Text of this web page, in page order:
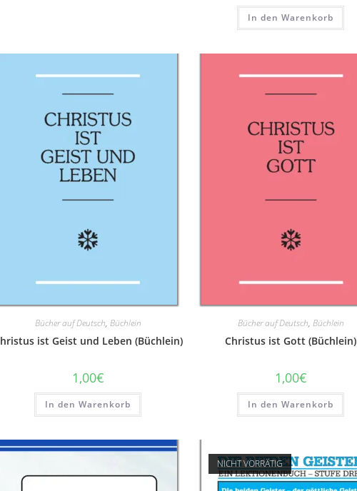
In den Warenkorb
Bücher auf Deutsch, Büchlein
ist Geist und Leben (Büchlein)
1,00€
In den Warenkorb
Bücher auf Deutsch, Büchlein
Christus ist Gott (Büchlein)
1,00€
In den Warenkorb
NICHT VORRÄTIG